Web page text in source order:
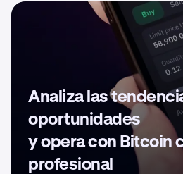
Analiza las
oportunidades
y opera con Bitcoin
profesional